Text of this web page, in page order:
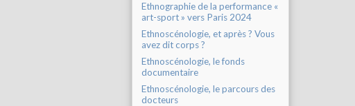
Ethnographie de la performance «
art-sport » vers Paris 2024
Ethnoscénologie, et après ? Vous
avez dit corps ?
Ethnoscénologie, le fonds
documentaire
Ethnoscénologie, le parcours des
docteurs